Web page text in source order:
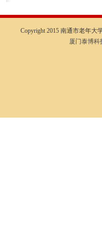
Copyright 2015 南通市老年大
厦门泰博